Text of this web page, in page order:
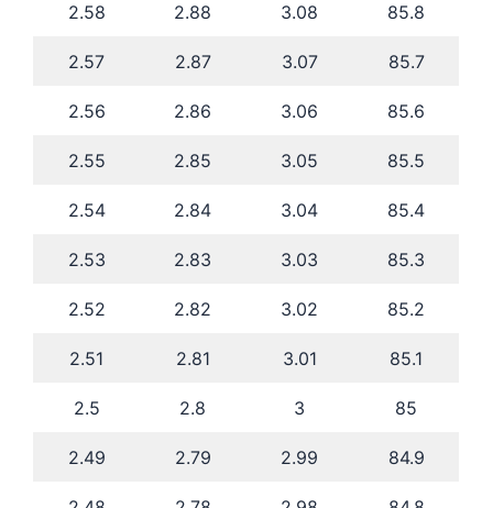
2.58 2.88 3.08 85.8
2.57 2.87 3.07 85.7
2.56 2.86 3.06 85.6
2.55 2.85 3.05 85.5
2.54 2.84 3.04 85.4
2.53 2.83 3.03 85.3
2.52 2.82 3.02 85.2
2.51 2.81 3.01 85.1
2.5 2.8 3 85
2.49 2.79 2.99 84.9